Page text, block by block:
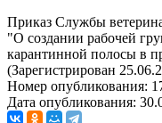
Приказ Службы
"О создании рабочей
карантинной полосы в
(Зарегистрирован
Номер опубликования:
Дата опубликования: